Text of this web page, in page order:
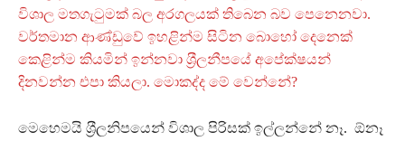
විශාල මතගැටුමක් බල අරගලයක් තිබෙන බව පෙනෙනවා.
වර්තමාන ආණ්ඩුවේ ඉහළින්ම සිටින බොහෝ දෙනෙක්
කෙළින්ම කියමින් ඉන්නවා ශ‍්‍රීලනීපයේ අපේක්ෂයන්
දිනවන්න එපා කියලා. මොකද්ද මේ වෙන්නේ?
මෙහෙමයි ශ‍්‍රීලනිපයෙන් විශාල පිරිසක් ඉල්ලන්නේ නෑ. ඕනෑ